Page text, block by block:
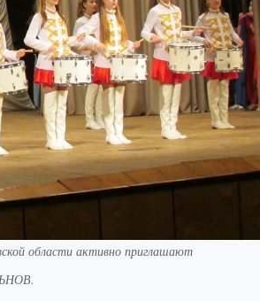
области активно приглашают